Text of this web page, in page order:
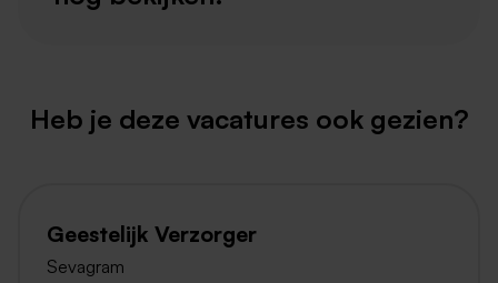
Heb je deze vacatures ook gezien?
Geestelijk Verzorger
Sevagram